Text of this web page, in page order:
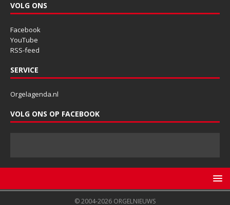
VOLG ONS
Facebook
YouTube
RSS-feed
SERVICE
Orgelagenda.nl
VOLG ONS OP FACEBOOK
© 2004-2026 ORGELNIEUWS